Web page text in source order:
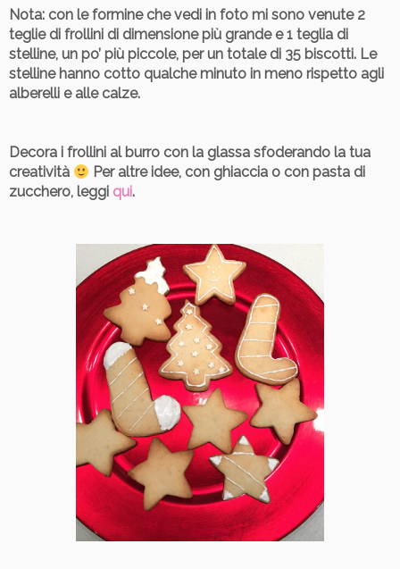
Nota: con le formine che vedi in foto mi sono venute 2
teglie di frollini di dimensione più grande e 1 teglia di
stelline, un po’ più piccole, per un totale di 35 biscotti. Le
stelline hanno cotto qualche minuto in meno rispetto agli
alberelli e alle calze.
Decora i frollini al burro con la glassa sfoderando la tua
creatività
Per altre idee, con ghiaccia o con pasta di
zucchero, leggi qui.